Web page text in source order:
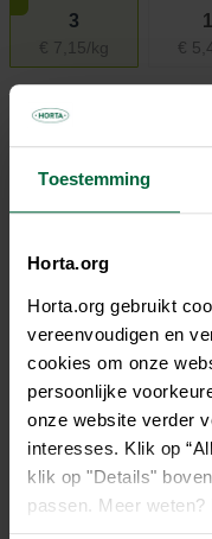
Toestemming
Horta.org
Horta.org gebruikt
vereenvoudigen en
cookies om onze
persoonlijke
onze website verder
interesses. Klik op
klik op "Details"
passen. Meer weten?
meer informatie.
3
€ 7,15/kg €
€ 21,45 Beste
Beschrijving
Horta Pure Medium
hondenvoeding,
middelgrote honden
uitgebalanceerde